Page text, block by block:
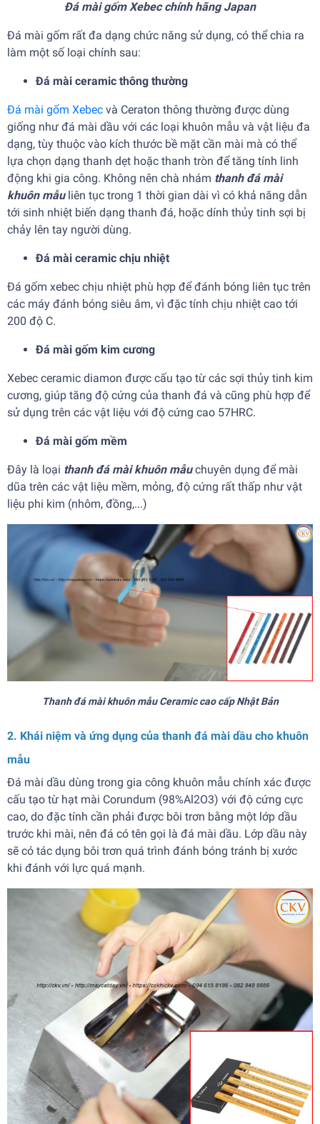
Đá mài gốm Xebec chính hãng Japan
Đá mài gốm rất đa dạng chức năng sử dụng, có thể chia ra
làm một số loại chính sau:
Đá mài ceramic thông thường
Đá mài gốm Xebec và Ceraton thông thường được dùng
giống như đá mài dầu với các loại khuôn mẫu và vật liệu đa
dạng, tùy thuộc vào kích thước bề mặt cần mài mà có thể
lựa chọn dạng thanh dẹt hoặc thanh tròn để tăng tính linh
động khi gia công. Không nên chà nhám thanh đá mài
khuôn mẫuliên tục trong 1 thời gian dài vì có khả năng dẫn
tới sinh nhiệt biến dạng thanh đá, hoặc dính thủy tinh sợi bị
chảy lên tay người dùng.
Đá mài ceramic chịu nhiệt
Đá gốm xebec chịu nhiệt phù hợp để đánh bóng liên tục trên
các máy đánh bóng siêu âm, vì đặc tính chịu nhiệt cao tới
200 độ C.
Đá mài gốm kim cương
Xebec ceramic diamon được cấu tạo từ các sợi thủy tinh kim
cương, giúp tăng độ cứng của thanh đá và cũng phù hợp để
sử dụng trên các vật liệu với độ cứng cao 57HRC.
Đá mài gốm mềm
Đây là loại thanh đá mài khuôn mẫuchuyên dụng để mài
dũa trên các vật liệu mềm, mỏng, độ cứng rất thấp như vật
liệu phi kim (nhôm, đồng,...)
Thanh đá mài khuôn mẫu Ceramic cao cấp Nhật Bản
2. Khái niệm và ứng dụng của thanh đá mài dầu cho khuôn
mẫu
Đá mài dầu dùng trong gia công khuôn mẫu chính xác được
cấu tạo từ hạt mài Corundum (98%Al2O3) với độ cứng cực
cao, do đặc tính cần phải được bôi trơn bằng một lớp dầu
trước khi mài, nên đá có tên gọi là đá mài dầu. Lớp dầu này
sẽ có tác dụng bôi trơn quá trình đánh bóng tránh bị xước
khi đánh với lực quá mạnh.